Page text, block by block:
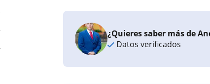
¿Quieres saber más de
Datos verificados